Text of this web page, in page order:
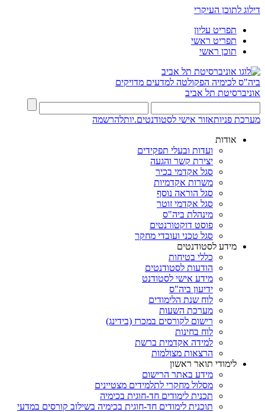
דילוג לתוכן העיקרי
תפריט עליון
תפריט ראשי
תוכן ראשי
ביה"ס לכימיה הפקולטה למדעים מדויקים
אוניברסיטת תל אביב
מערכת פניותאזור אישי לסטודנטים.יותלהרשמה
אודות
ועדות ובעלי תפקידים
יצירת קשר והגעה
סגל אקדמי בכיר
משרות אקדמיות
סגל הוראה נוסף
סגל אקדמי זוטר
מינהלת ביה"ס
פוסט דוקטורנטים
סגל טכני ועובדי מחקר
מידע לסטודנטים
כללי בטיחות
הודעות לסטודנטים
מידע אישי לסטודנט
ידיעון ביה"ס
לוח שנת הלימודים
מערכת השעות
רישום לקורסים במכרז (בידינג)
לוח בחינות
למידה אקדמית ברשת
הרצאות מצולמות
לימודי תואר ראשון
מידע באתר הרישום
מסלול מחקרי לתלמידים מצטיינים
תכנית לימודים חד-חוגית בכימיה
תוכנית לימודים חד-חוגית בכימיה בשילוב קורסים במדעי